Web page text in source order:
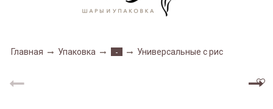
Главная Упаковка - Универсальные с рис